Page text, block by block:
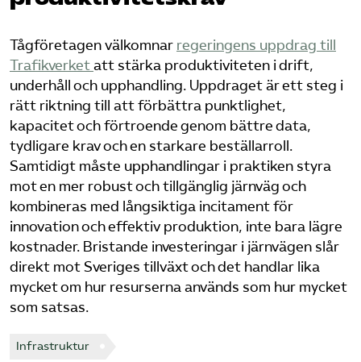
Logga in på Arbetsgivarguiden
Sök på tagforetagen.se
Tågföretagen välkomnar ​regeringens uppdrag till
Trafikverket ​att stärka produktiviteten i drift,
underhåll och upphandling. Uppdraget är ett steg i
rätt riktning till att förbättra punktlighet,
kapacitet och förtroende genom bättre data,
tydligare krav och en starkare beställarroll.
Samtidigt måste upphandlingar i praktiken styra
mot en mer robust och tillgänglig järnväg och
kombineras med långsiktiga incitament för
innovation och effektiv produktion, inte bara lägre
kostnader. Bristande investeringar i järnvägen slår
direkt mot Sveriges tillväxt och det handlar lika
mycket om hur resurserna används som hur mycket
som satsas.
Infrastruktur